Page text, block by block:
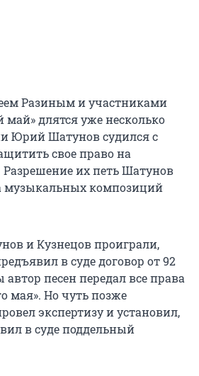
Разиным и участниками
длятся уже несколько
Юрий Шатунов судился с
свое право на
Разрешение их петь Шатунов
музыкальных композиций
и Кузнецов проиграли,
в суде договор от 92
автор песен передал все права
мая». Но чуть позже
экспертизу и установил,
в суде поддельный